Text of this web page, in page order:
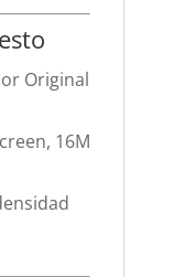
Original
16M